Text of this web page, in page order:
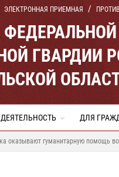
ЭЛЕКТРОННАЯ ПРИЕМНАЯ
ГВАРДИИ
ДЕЯТЕЛЬНОСТЬ ДЛЯ
оказывают гуманитарную помощь